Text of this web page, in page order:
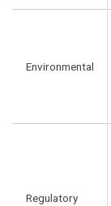
Environmental
Regulatory